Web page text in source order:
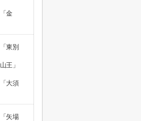
金
東別
王」
大須
矢場